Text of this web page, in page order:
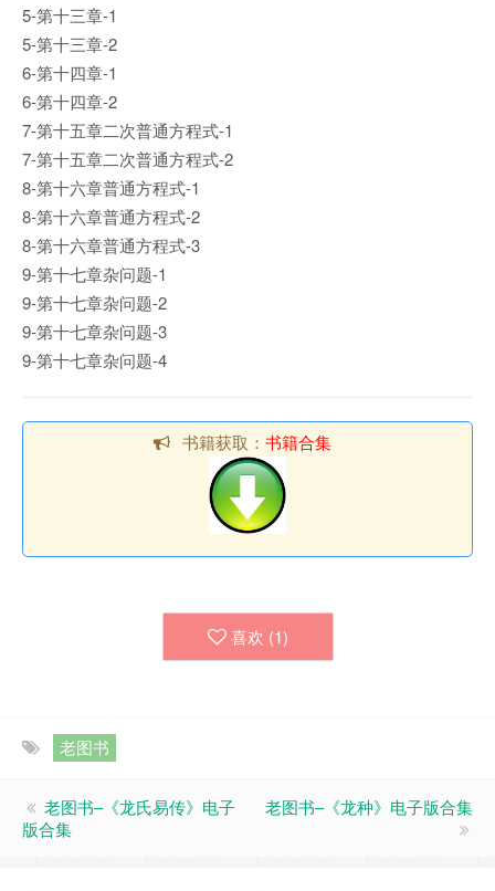
5-第十三章-1
5-第十三章-2
6-第十四章-1
6-第十四章-2
7-第十五章二次普通方程式-1
7-第十五章二次普通方程式-2
8-第十六章普通方程式-1
8-第十六章普通方程式-2
8-第十六章普通方程式-3
9-第十七章杂问题-1
9-第十七章杂问题-2
9-第十七章杂问题-3
9-第十七章杂问题-4
书籍获取： 书籍合集
喜欢 (1)
老图书
老图书–《龙氏易传》电子
版合集
老图书–《龙种》电子版合集